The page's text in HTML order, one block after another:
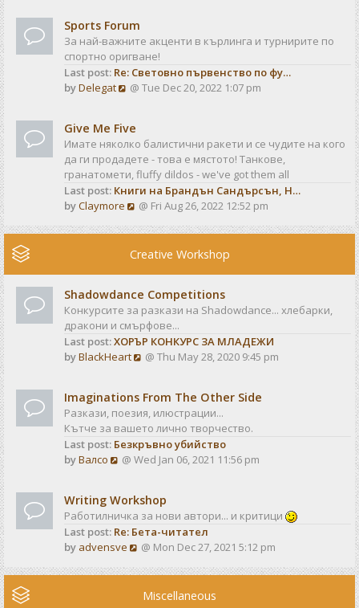
t
e
s
t
p
o
t
w
t
h
e
l
t
e
s
t
p
o
s
t
Sports Forum
За най-важните акценти в кърлинга и турнирите по
спортно оригване!
Last post: Re: Световно първенство по фу…
byDelegat
V
w
t
h
e
l
a
t
s
o
s
t
@ Tue Dec 20, 2022 1:07 pm
Give Me Five
Имате няколко балистични ракети и се чудите на кого
да ги продадете - това е мястото! Танкове,
гранатомети, fluffy dildos - we've got them all
Last post: Книги на Брандън Сандърсън, Н…
byClaymore
V
e
w
e
l
a
t
e
p
o
s
t
@ Fri Aug 26, 2022 12:52 pm
Creative Workshop
Shadowdance Competitions
Конкурсите за разкази на Shadowdance... хлебарки,
дракони и смърфове...
Last post:ХОРЪР КОНКУРС ЗА МЛАДЕЖИ
byBlackHeart
V
w
t
h
e
l
e
s
t
p
o
t
@ Thu May 28, 2020 9:45 pm
Imaginations From The Other Side
Разкази, поезия, илюстрации...
Кътче за вашето лично творчество.
Last post: Безкръвно убийство
byВалсо
V
w
t
h
e
l
@ Wed Jan 06, 2021 11:56 pm
Writing Workshop
Работилничка за нови автори... и критици
Last post: Re: Бета-читател
by advensve
V
e
w
@ Mon Dec 27, 2021 5:12 pm
Miscellaneous